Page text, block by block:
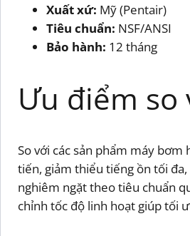
Xuất xứ: Mỹ (Pentair)
Tiêu chuẩn: NSF/ANSI
Bảo hành: 12 tháng
Ưu điểm
So với các sản phẩm máy
tiến, giảm thiểu tiếng ồn tối
nghiêm ngặt theo tiêu chuẩn
chỉnh tốc độ linh hoạt giúp tối